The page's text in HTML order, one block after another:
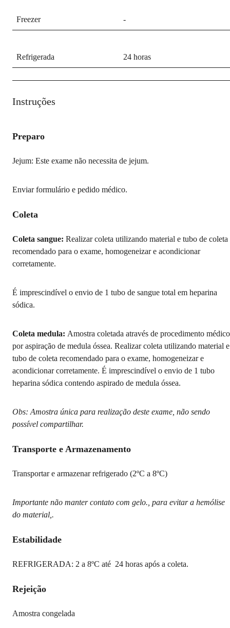
Freezer -
Refrigerada 24 horas
Instruções
Preparo
Jejum: Este exame não necessita de jejum.
Enviar formulário e pedido médico.
Coleta
Coleta sangue: Realizar coleta utilizando material e tubo de coleta
recomendado para o exame, homogeneizar e acondicionar
corretamente.
É imprescindível o envio de 1 tubo de sangue total em heparina
sódica.
Coleta medula: Amostra coletada através de procedimento médico
por aspiração de medula óssea. Realizar coleta utilizando material e
tubo de coleta recomendado para o exame, homogeneizar e
acondicionar corretamente. É imprescindível o envio de 1 tubo
heparina sódica contendo aspirado de medula óssea.
Obs: Amostra única para realização deste exame, não sendo
possível compartilhar.
Transporte e Armazenamento
Transportar e armazenar refrigerado (2ºC a 8ºC)
Importante não manter contato com gelo., para evitar a hemólise
do material,.
Estabilidade
REFRIGERADA: 2 a 8ºC até 24 horas após a coleta.
Rejeição
Amostra congelada